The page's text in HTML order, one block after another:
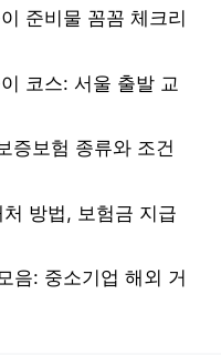
준비물 꼼꼼 체크리
코스: 서울 출발 교
증보험 종류와 조건
방법, 보험금 지급
음: 중소기업 해외 거